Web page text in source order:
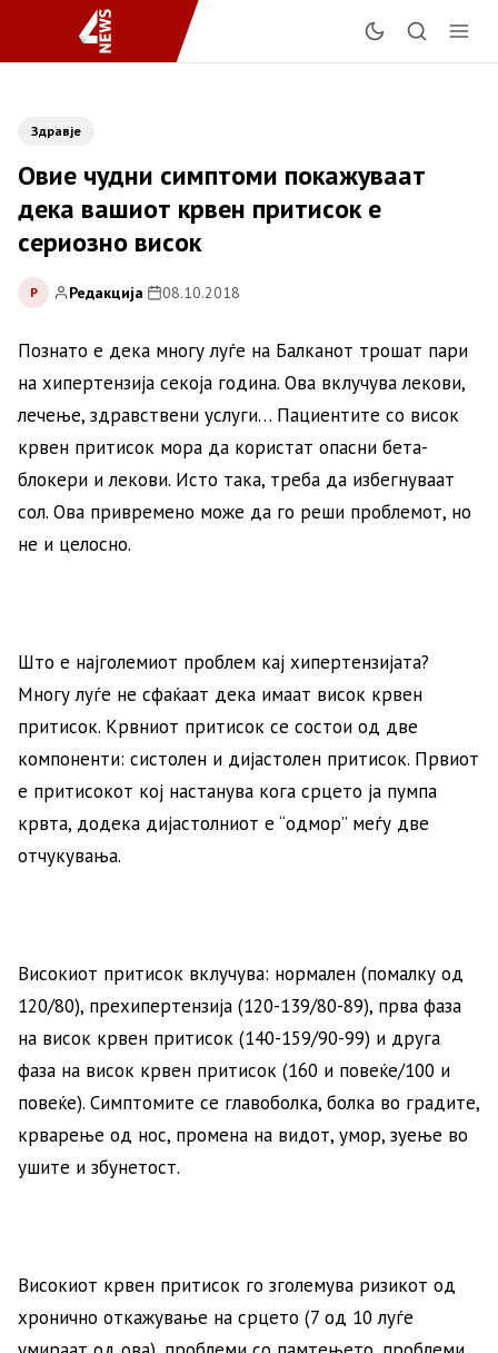
Здравје
Овие чудни симптоми покажуваат
дека вашиот крвен притисок е
сериозно висок
Р Редакција| 08.10.2018
Познато е дека многу луѓе на Балканот трошат пари
на хипертензија секоја година. Ова вклучува лекови,
лечење, здравствени услуги… Пациентите со висок
крвен притисок мора да користат опасни бета-
блокери и лекови. Исто така, треба да избегнуваат
сол. Ова привремено може да го реши проблемот, но
не и целосно.
Што е најголемиот проблем кај хипертензијата?
Многу луѓе не сфаќаат дека имаат висок крвен
притисок. Крвниот притисок се состои од две
компоненти: систолен и дијастолен притисок. Првиот
е притисокот кој настанува кога срцето ја пумпа
крвта, додека дијастолниот е “одмор” меѓу две
отчукувања.
Високиот притисок вклучува: нормален (помалку од
120/80), прехипертензија (120-139/80-89), прва фаза
на висок крвен притисок (140-159/90-99) и друга
фаза на висок крвен притисок (160 и повеќе/100 и
повеќе). Симптомите се главоболка, болка во градите,
крварење од нос, промена на видот, умор, зуење во
ушите и збунетост.
Високиот крвен притисок го зголемува ризикот од
хронично откажување на срцето (7 од 10 луѓе